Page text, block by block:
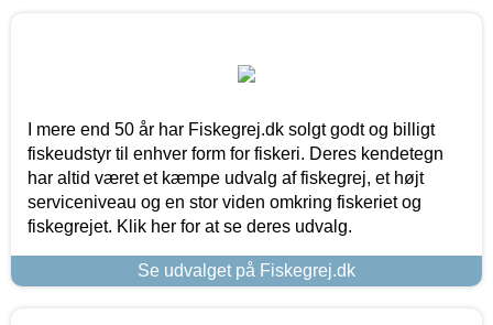
I mere end 50 år har Fiskegrej.dk solgt godt og billigt
fiskeudstyr til enhver form for fiskeri. Deres kendetegn
har altid været et kæmpe udvalg af fiskegrej, et højt
serviceniveau og en stor viden omkring fiskeriet og
fiskegrejet. Klik her for at se deres udvalg.
Se udvalget på Fiskegrej.dk